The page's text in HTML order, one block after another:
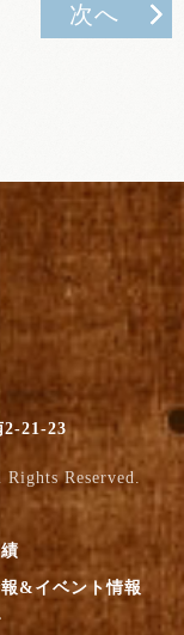
次へ
21-23
Reserved.
&イベント情報